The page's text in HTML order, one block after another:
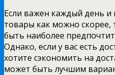
Если важен каждый день
товары как можно скорее,
быть наиболее
Однако, если у вас есть
хотите сэкономить на
может быть лучшим